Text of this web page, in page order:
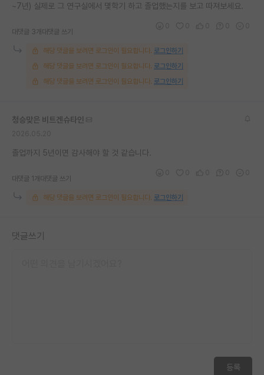
~7년) 실제로 그 연구실에서 몇학기 하고 졸업했는지를 보고 따져보세요.
대댓글 3개 대댓글 쓰기
해당 댓글을 보려면 로그인이 필요합니다. 로그인하기
해당 댓글을 보려면 로그인이 필요합니다. 로그인하기
해당 댓글을 보려면 로그인이 필요합니다. 로그인하기
청승맞은 비트겐슈타인
졸업까지 5년이면 감사해야 할 것 같습니다.
대댓글 1개 대댓글 쓰기
해당 댓글을 보려면 로그인이 필요합니다. 로그인하기
댓글쓰기
등록